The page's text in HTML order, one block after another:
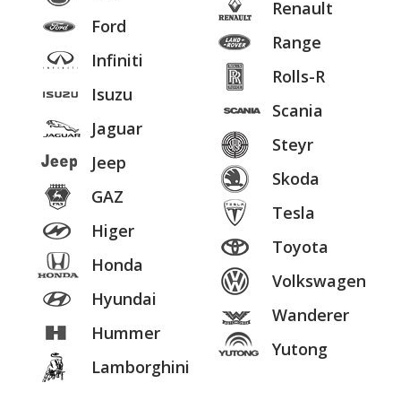
Ford
Infiniti
Isuzu
Jaguar
Jeep
GAZ
Higer
Honda
Hyundai
Hummer
Lamborghini
Renault
Range
Rolls-R
Scania
Steyr
Skoda
Tesla
Toyota
Volkswagen
Wanderer
Yutong